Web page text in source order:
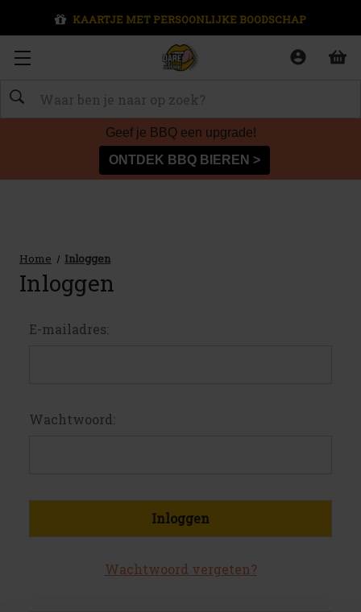
KAARTJE MET PERSOONLIJKE BOODSCHAP
Zoeken
Geef je BBQ een upgrade!
ONTDEK BBQ BIEREN >
Home Inloggen
Inloggen
E-mailadres:
Wachtwoord:
Wachtwoord vergeten?